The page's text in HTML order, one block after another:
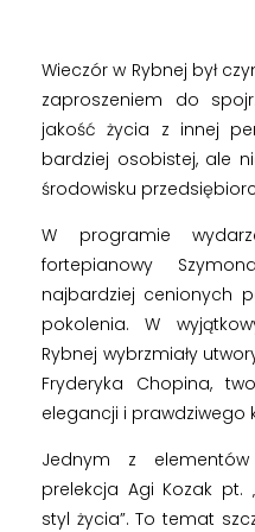
k
i
Wieczór w Rybnej był
zaproszeniem do
jakość życia z innej
bardziej osobistej, ale
środowisku
W programie
fortepianowy
najbardziej cenionych
pokolenia. W
Rybnej wybrzmiały
Fryderyka Chopina,
elegancji i prawdziwego
Jednym z
prelekcja Agi Kozak pt.
styl życia”. To temat